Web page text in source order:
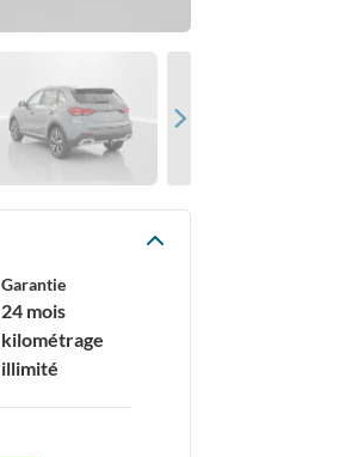
Garantie
24 mois
kilométrage
illimité